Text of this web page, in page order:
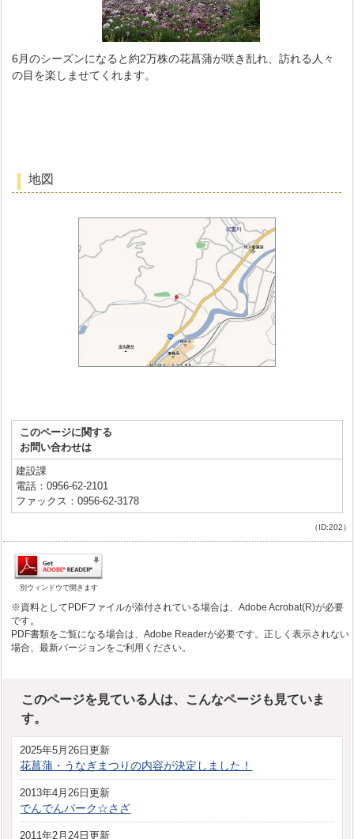
6月のシーズンになると約2万株の花菖蒲が咲き乱れ、訪れる人々
の目を楽しませてくれます。
地図
このページに関する
お問い合わせは
建設課
電話：0956-62-2101
ファックス：0956-62-3178
（ID:202）
別ウィンドウで開きます
※資料としてPDFファイルが添付されている場合は、Adobe Acrobat(R)が必要
です。
PDF書類をご覧になる場合は、Adobe Readerが必要です。正しく表示されない
場合、最新バージョンをご利用ください。
このページを見ている人は、こんなページも見ていま
す。
2025年5月26日更新
花菖蒲・うなぎまつりの内容が決定しました！
2013年4月26日更新
でんでんパーク☆さざ
2011年2月24日更新